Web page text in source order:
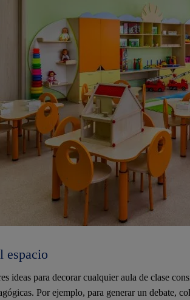
espacio
ideas para decorar cualquier aula de clase
Por ejemplo, para generar un debate,